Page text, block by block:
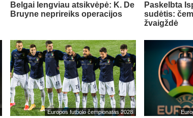
Belgai lengviau atsikvėpė: K. De
Bruyne neprireiks operacijos
Paskelbta
sudėtis:
žvaigždė
Europos futbolo čempionatas 2028